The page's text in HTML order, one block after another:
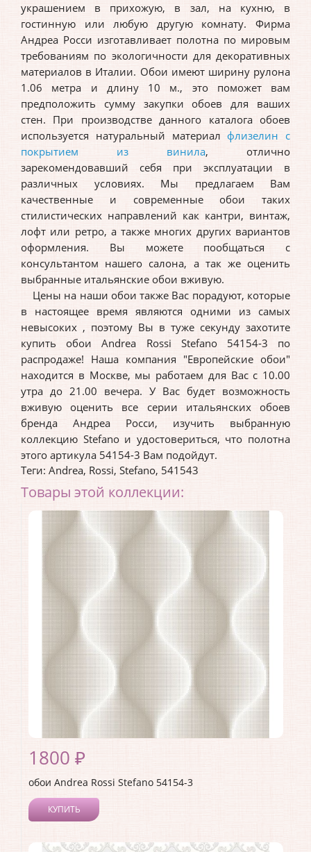
украшением в прихожую, в зал, на кухню, в
гостинную или любую другую комнату. Фирма
Андреа Росси изготавливает полотна по мировым
требованиям по экологичности для декоративных
материалов в Италии. Обои имеют ширину рулона
1.06 метра и длину 10 м., это поможет вам
предположить сумму закупки обоев для ваших
стен. При производстве данного каталога обоев
используется натуральный материалфлизелин с
покрытием из винила, отлично
зарекомендовавший себя при эксплуатации в
различных условиях. Мы предлагаем Вам
качественные и современные обои таких
стилистических направлений как кантри, винтаж,
лофт или ретро, а также многих других вариантов
оформления. Вы можете пообщаться с
консультантом нашего салона, а так же оценить
выбранные итальянские обои вживую.
Цены на наши обои также Вас порадуют, которые
в настоящее время являются одними из самых
невысоких , поэтому Вы в туже секунду захотите
купить обои Andrea Rossi Stefano 54154-3 по
распродаже! Наша компания "Европейские обои"
находится в Москве, мы работаем для Вас с 10.00
утра до 21.00 вечера. У Вас будет возможность
вживую оценить все серии итальянских обоев
бренда Андреа Росси, изучить выбранную
коллекцию Stefano и удостовериться, что полотна
этого артикула 54154-3 Вам подойдут.
Теги: Andrea, Rossi, Stefano, 541543
Товары этой коллекции:
1800 ₽
обои Andrea Rossi Stefano 54154-3
КУПИТЬ
Коллекция:Stefano